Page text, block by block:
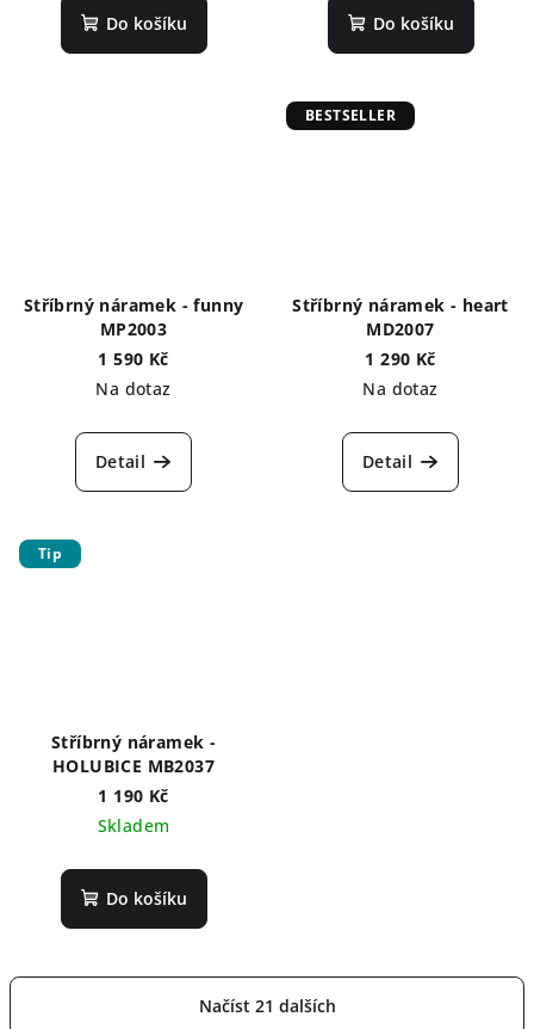
Do košíku Do košíku
Stříbrný náramek - funny
MP2003
1 590 Kč
Na dotaz
Detail
BESTSELLER
Stříbrný náramek - heart
MD2007
1 290 Kč
Na dotaz
Detail
Tip
Stříbrný náramek -
HOLUBICE MB2037
1 190 Kč
Skladem
Do košíku
Načíst 21 dalších